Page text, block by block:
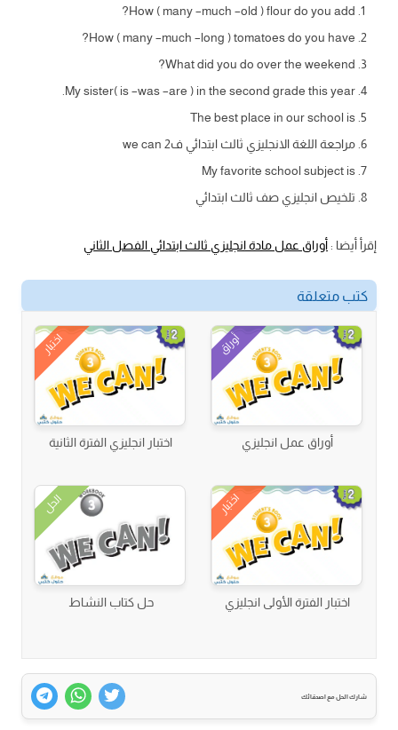
How ( many –much –old ) flour do you add?
How ( many –much –long ) tomatoes do you have?
What did you do over the weekend?
My sister( is –was –are ) in the second grade this year.
The best place in our school is
مراجعة اللغة الانجليزي ثالث ابتدائي ف2 we can
My favorite school subject is
تلخيص انجليزي صف ثالث ابتدائي
إقرأ أيضا :أوراق عمل مادة انجليزي ثالث ابتدائي الفصل الثاني
كتب متعلقة
أوراق
أوراق عمل انجليزي
اختبار
اختبار انجليزي الفترة الثانية
اختبار
اختبار الفترة الأولى انجليزي
الحل
حل كتاب النشاط
شارك الحل مع اصدقائك